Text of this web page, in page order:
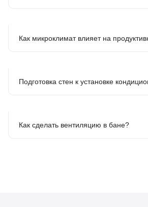
Как микроклимат влияет на
Подготовка стен к установке
Как сделать вентиляцию в бане?